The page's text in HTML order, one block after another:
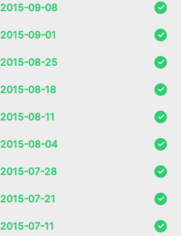
2015-09-08
2015-09-01
2015-08-25
2015-08-18
2015-08-11
2015-08-04
2015-07-28
2015-07-21
2015-07-11